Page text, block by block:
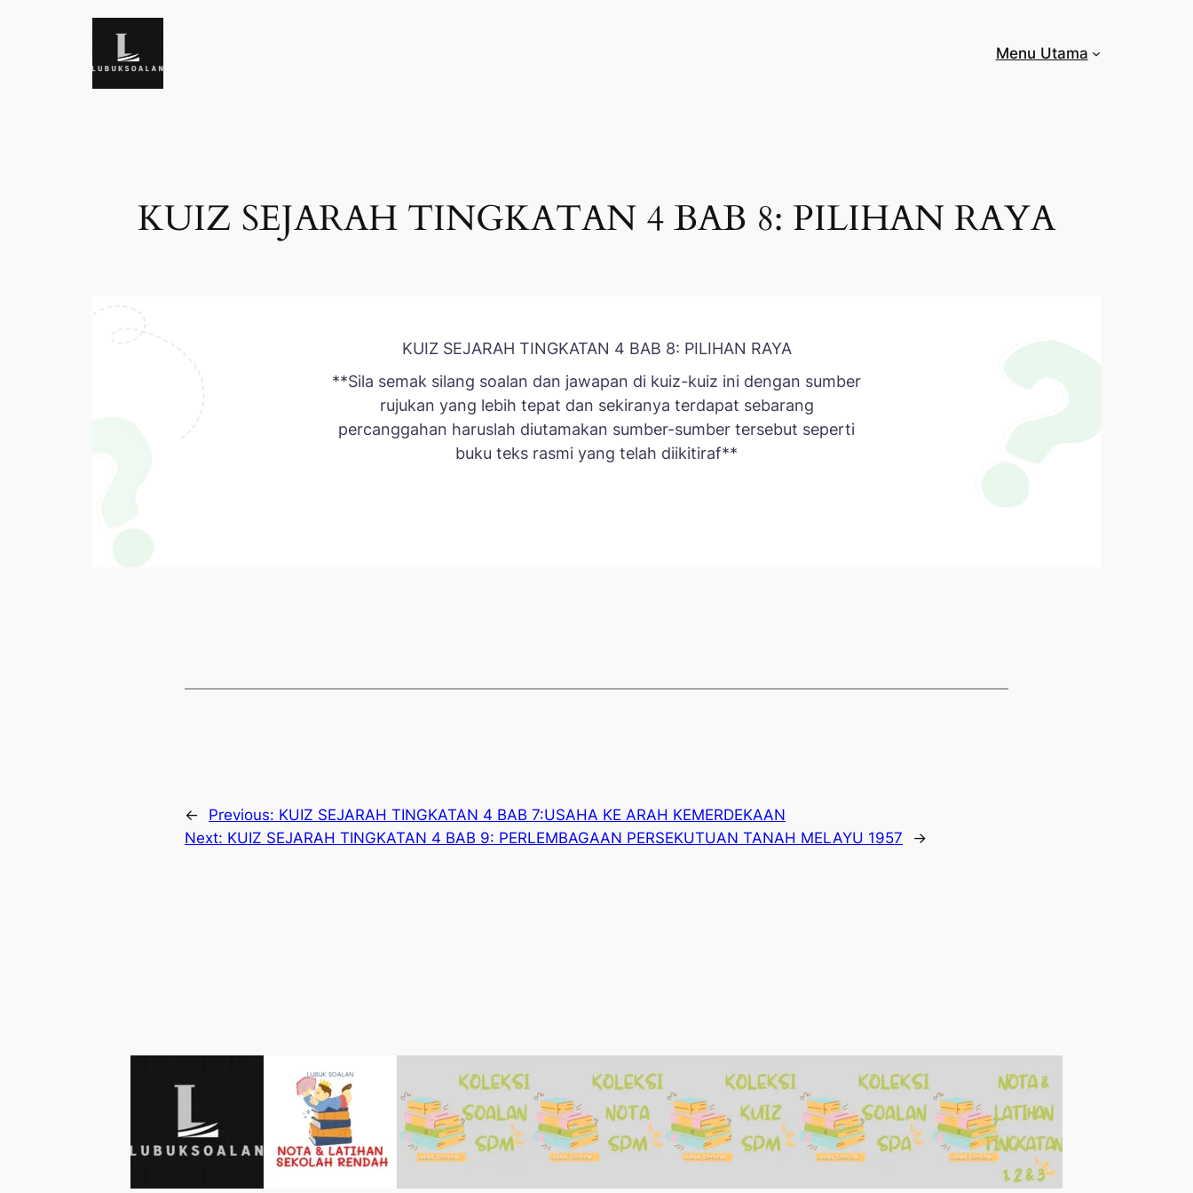
Menu Utama
KUIZ SEJARAH TINGKATAN 4 BAB 8: PILIHAN RAYA
KUIZ SEJARAH TINGKATAN 4 BAB 8: PILIHAN RAYA
**Sila semak silang soalan dan jawapan di kuiz-kuiz ini dengan sumber
rujukan yang lebih tepat dan sekiranya terdapat sebarang
percanggahan haruslah diutamakan sumber-sumber tersebut seperti
buku teks rasmi yang telah diikitiraf**
← Previous: KUIZ SEJARAH TINGKATAN 4 BAB 7:USAHA KE ARAH KEMERDEKAAN
Next: KUIZ SEJARAH TINGKATAN 4 BAB 9: PERLEMBAGAAN PERSEKUTUAN TANAH MELAYU 1957 →